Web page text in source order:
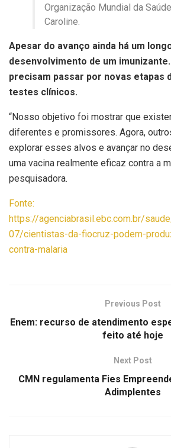
Organização Mundial da
Caroline.
Apesar do avanço ainda há um
desenvolvimento de um
precisam passar por novas etapas
testes clínicos.
“Nosso objetivo foi mostrar que
diferentes e promissores. Agora,
explorar esses alvos e avançar no
uma vacina realmente eficaz contra a
pesquisadora.
Fonte:
https://agenciabrasil.ebc.com.br/
07/cientistas-da-fiocruz-podem-
contra-malaria
Previous Post
Enem: recurso de atendimento
feito até hoje
Next Post
CMN regulamenta Fies
Adimplentes